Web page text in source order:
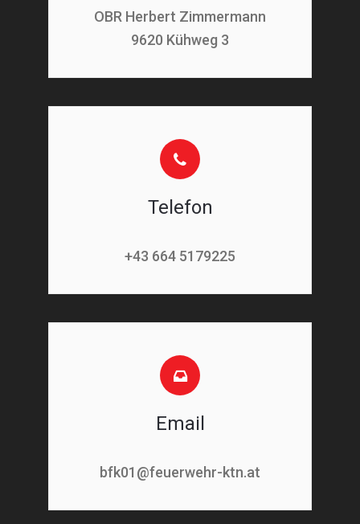
OBR Herbert Zimmermann
9620 Kühweg 3
Telefon
+43 664 5179225
Email
bfk01@feuerwehr-ktn.at